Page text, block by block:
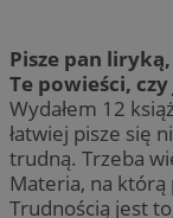
Pisze pan
Te powieści,
Wydałem 12
łatwiej pisze się
trudną. Trzeba
Materia, na którą
Trudnością jest